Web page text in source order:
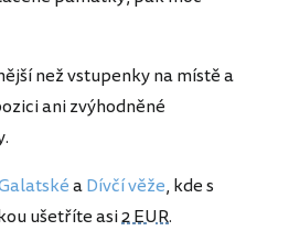
než vstupenky na místě a
ani zvýhodněné
aDívčí věže, kde s
ušetříte asi2 EUR.